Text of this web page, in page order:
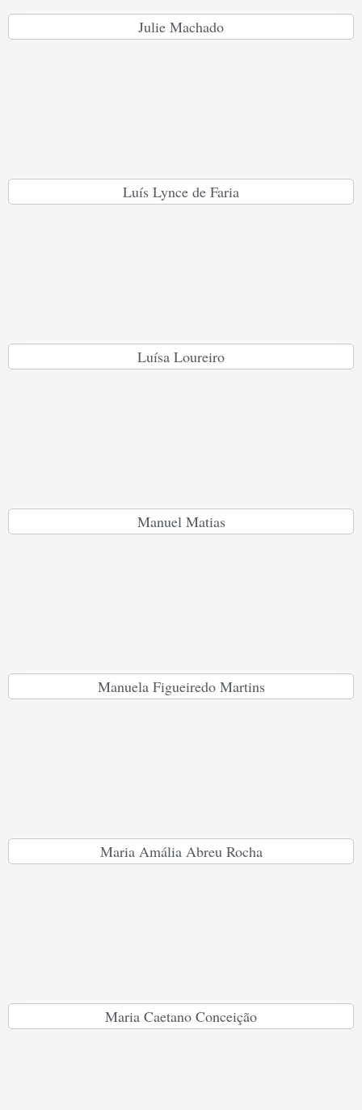
Julie Machado
Luís Lynce de Faria
Luísa Loureiro
Manuel Matias
Manuela Figueiredo Martins
Maria Amália Abreu Rocha
Maria Caetano Conceição